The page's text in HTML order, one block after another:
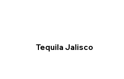
Tequila Jalisco